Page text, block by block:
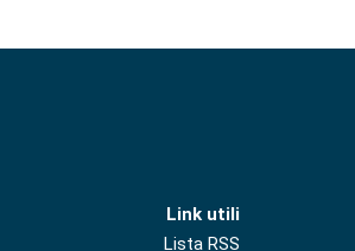
Link utili
Lista RSS